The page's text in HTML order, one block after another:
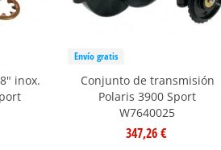
inox.
Envío gratis
Conjunto de transmisión
Polaris 3900 Sport
W7640025
347,26 €